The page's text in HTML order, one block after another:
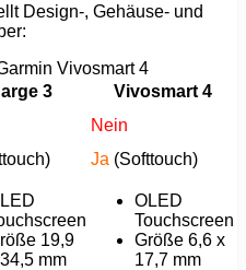
Design-, Gehäuse- und
Vivosmart 4
3
Vivosmart 4
Nein
Ja (Softtouch)
19,9
mm
OLED
Touchscreen
Größe 6,6 x
17,7 mm